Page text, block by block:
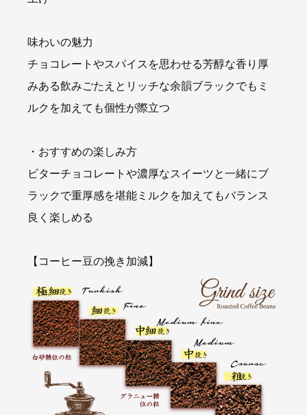
味わいの魅力
チョコレートやスパイスを思わせる芳醇な香り厚
みある飲みごたえとリッチな余韻ブラックでもミ
ルクを加えても個性が際立つ
・おすすめの楽しみ方
ビターチョコレートや濃厚なスイーツと一緒にブ
ラックで重厚感を堪能ミルクを加えてもバランス
良く楽しめる
【コーヒー豆の挽き加減】